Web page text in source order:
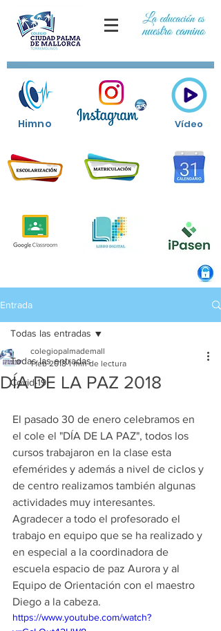
Himno Vídeo
Entrada
Todas las entradas
Covid-19
Todas las entradas
DÍA DE LA PAZ 2018
colegiopalmademall
1 feb 2018 1 min de lectura
El pasado 30 de enero celebramos en
el cole el "DÍA DE LA PAZ", todos los
cursos trabajaron en la clase esta
efemérides y además a nivel de ciclos y
de centro realizamos también algunas
actividades muy interesantes.
Agradecer a todo el profesorado el
trabajo en equipo que se ha realizado y
en especial a la coordinadora de
escuela espacio de paz Aurora y al
Equipo de Orientación con el maestro
Diego a la cabeza.
https://www.youtube.com/watch?